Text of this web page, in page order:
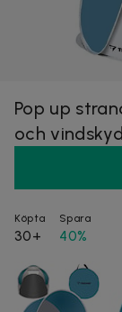
Pop up
och
Köpta
30+
Spara
40%